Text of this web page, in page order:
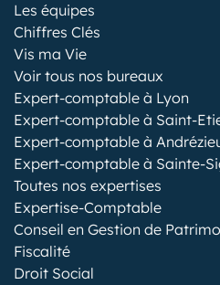
Les équipes
Chiffres Clés
Vis ma Vie
Voir tous nos bureaux
Expert-comptable à Lyon
Expert-comptable à Saint-
Expert-comptable à
Expert-comptable à Sainte-
Toutes nos expertises
Expertise-Comptable
Conseil en Gestion de
Fiscalité
Droit Social